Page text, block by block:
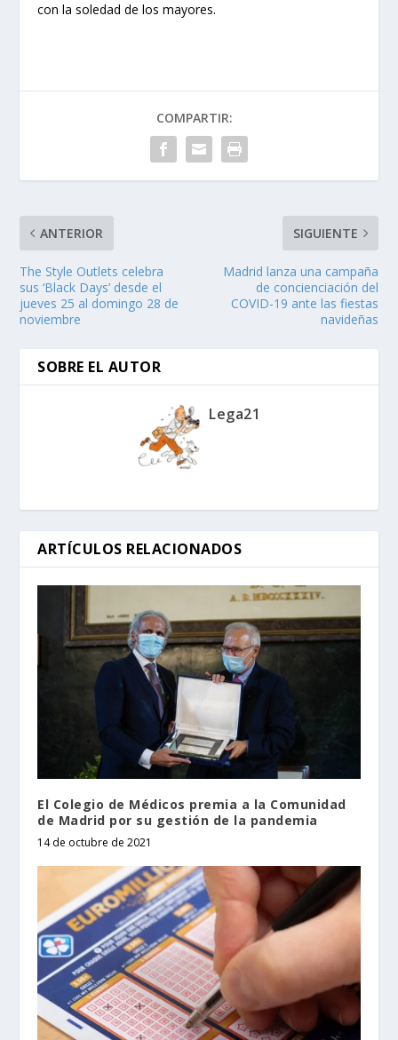
con la soledad de los mayores.
COMPARTIR:
ANTERIOR
The Style Outlets celebra
sus ‘Black Days’ desde el
jueves 25 al domingo 28 de
noviembre
SIGUIENTE
Madrid lanza una campaña
de concienciación del
COVID-19 ante las fiestas
navideñas
SOBRE EL AUTOR
Lega21
ARTÍCULOS RELACIONADOS
El Colegio de Médicos premia a la Comunidad
de Madrid por su gestión de la pandemia
14 de octubre de 2021